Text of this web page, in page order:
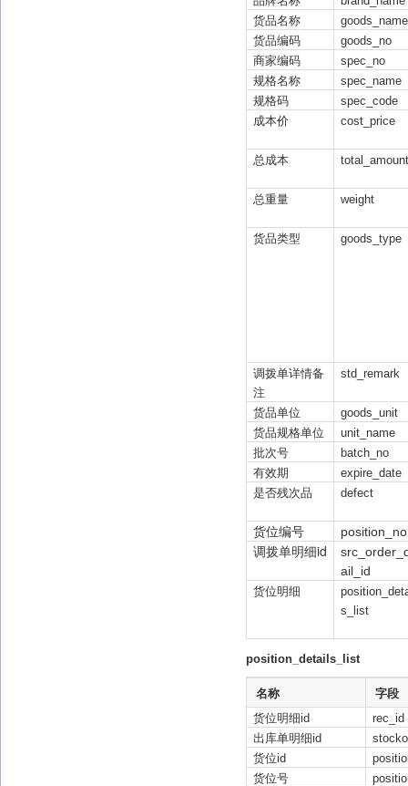
货品名称
goods_name
货品编码
goods_no
商家编码
spec_no
规格名称
spec_name
规格码
spec_code
成本价
cost_price
总成本 total_amount
总重量 weight
货品类型 goods_type
调拨单详情备
注
std_remark
货品单位
goods_unit
货品规格单位
unit_name
批次号
batch_no
有效期
expire_date
是否残次品
defect
货位编号 position_no
调拨单明细id
ail_id
货位明细
s_list
position_details_list
名称
字段
货位明细id
rec_id
出库单明细id
货位id
货位号